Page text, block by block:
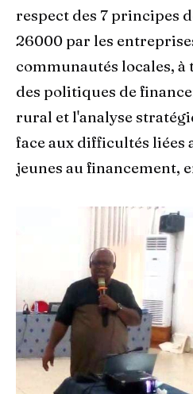
respect des 7 principes
26000 par les
communautés locales, à
des politiques de
rural et l'analyse
face aux difficultés liées
jeunes au financement,